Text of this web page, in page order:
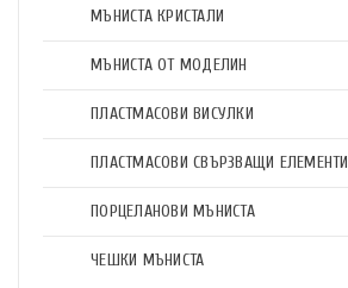
МЪНИСТА КРИСТАЛИ
МЪНИСТА ОТ МОДЕЛИН
ПЛАСТМАСОВИ ВИСУЛКИ
ПЛАСТМАСОВИ СВЪРЗВАЩИ ЕЛЕМЕНТИ
ПОРЦЕЛАНОВИ МЪНИСТА
ЧЕШКИ МЪНИСТА